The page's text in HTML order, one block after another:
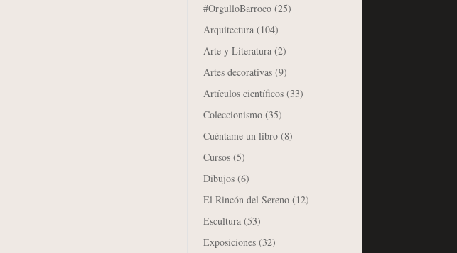
#OrgulloBarroco (25)
Arquitectura (104)
Arte y Literatura (2)
Artes decorativas (9)
Artículos científicos (33)
Coleccionismo (35)
Cuéntame un libro (8)
Cursos (5)
Dibujos (6)
El Rincón del Sereno (12)
Escultura (53)
Exposiciones (32)